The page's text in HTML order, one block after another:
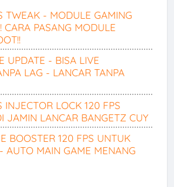
TWEAK - MODULE GAMING
CARA PASANG MODULE
UPDATE - BISA LIVE
LAG - LANCAR TANPA
INJECTOR LOCK 120 FPS
JAMIN LANCAR BANGETZ CUY
BOOSTER 120 FPS UNTUK
AUTO MAIN GAME MENANG